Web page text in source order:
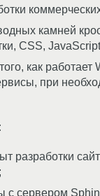
камней
CSS,
как работает
при
разработки
с сервером